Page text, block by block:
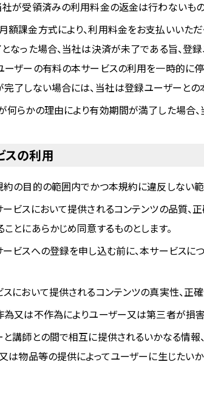
社が受領済みの利用料金の返金は行わないもの
額課金方式により、利用料金をお支払いいた
となった場合、当社は決済が未了である旨、
ーザーの有料の本サービスの利用を一時的に
完了しない場合には、当社は登録ユーザーとの
何らかの理由により有効期間が満了した場合
スの利用
約の目的の範囲内でかつ本規約に違反しない
ビスにおいて提供されるコンテンツの品質、
とにあらかじめ同意するものとします。
ービスへの登録を申し込む前に、本サービス
において提供されるコンテンツの真実性、正
為又は不作為によりユーザー又は第三者が損
と講師との間で相互に提供されるいかなる情報
又は物品等の提供によってユーザーに生じた